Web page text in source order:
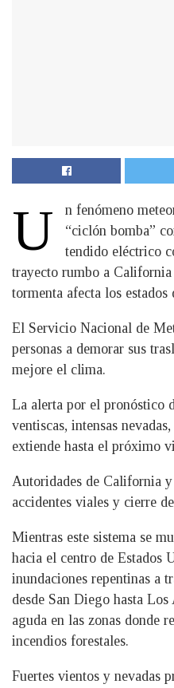
U
n fenómeno
“ciclón bomba”
tendido eléctrico
trayecto rumbo a
tormenta afecta los
El Servicio Nacional de
personas a demorar sus
mejore el clima.
La alerta por el pronóstico
ventiscas, intensas
extiende hasta el próximo
Autoridades de California
accidentes viales y cierre
Mientras este sistema se
hacia el centro de Estados
inundaciones repentinas a
desde San Diego hasta
aguda en las zonas donde
incendios forestales.
Fuertes vientos y nevadas